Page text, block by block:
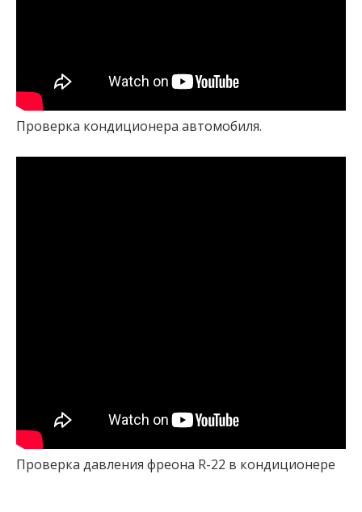
Проверка кондиционера автомобиля.
Проверка давления фреона R-22 в кондиционере